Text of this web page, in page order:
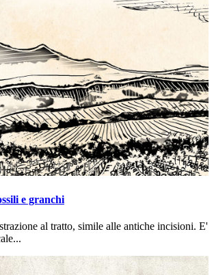
e granchi
al tratto, simile alle antiche incisioni. E'